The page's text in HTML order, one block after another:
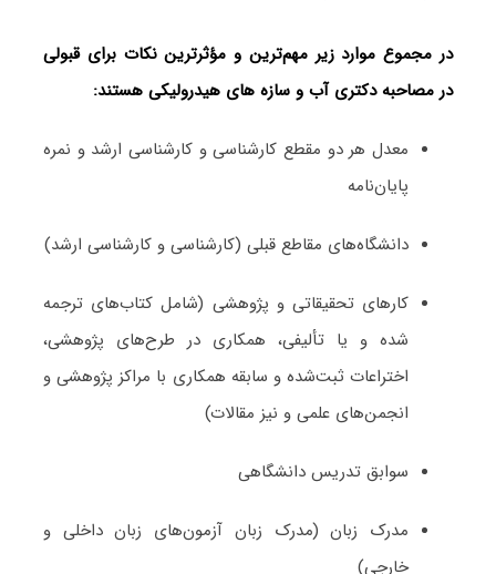
در مجموع موارد زیر مهم‌ترین و مؤثرترین نکات برای قبولی
در مصاحبه دکتری آب و سازه‎‌ های هیدرولیکی هستند:
معدل هر دو مقطع کارشناسی و کارشناسی ارشد و نمره
پایان‌نامه
دانشگاه‌های مقاطع قبلی (کارشناسی و کارشناسی ارشد)
کارهای تحقیقاتی و پژوهشی (شامل کتاب‌های ترجمه­‌
شده و یا تألیفی، همکاری در طرح‌های پژوهشی،
اختراعات ثبت‌­شده و سابقه همکاری با مراکز پژوهشی و
انجمن‌های علمی و نیز مقالات)
سوابق تدریس دانشگاهی
مدرک زبان (مدرک زبان آزمون‌های زبان داخلی و
خارجی)